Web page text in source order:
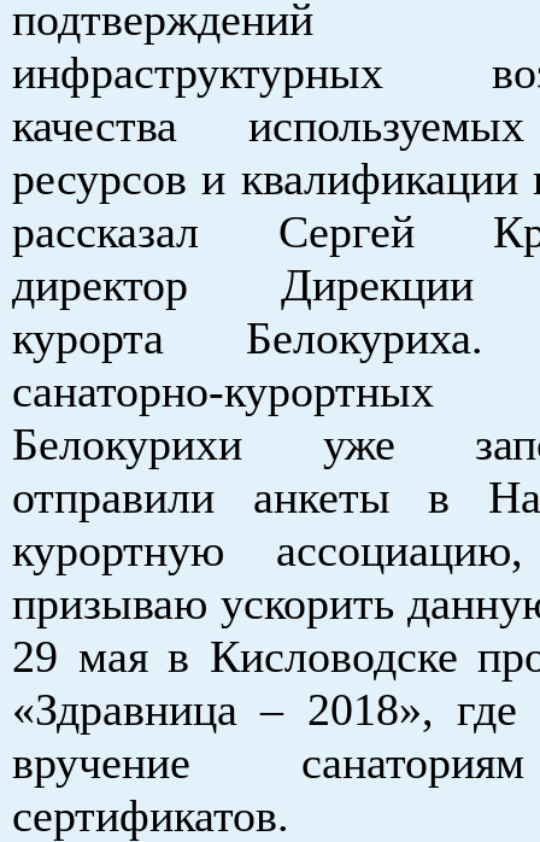
инфраструктурных
качества
ресурсов и квалификации
рассказал Сергей
директор Дирекции
курорта
санаторно-курортных
Белокурихи уже
отправили анкеты в
курортную
призываю ускорить
29 мая в Кисловодске
«Здравница – 2018», где
вручение
сертификатов.